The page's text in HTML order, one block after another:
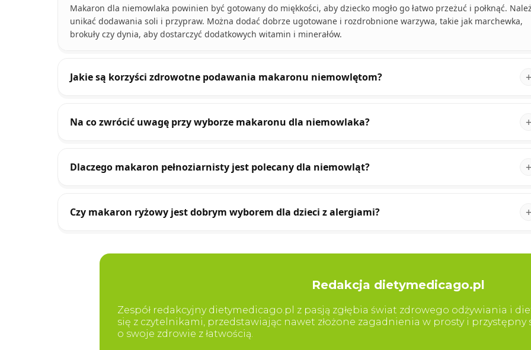
Makaron dla niemowlaka powinien być gotowany do miękkości, aby dziecko mogło go łatwo przeżuć i połknąć.
unikać dodawania soli i przypraw. Można dodać dobrze ugotowane i rozdrobnione warzywa, takie jak marchewka,
brokuły czy dynia, aby dostarczyć dodatkowych witamin i minerałów.
Jakie są korzyści zdrowotne podawania makaronu niemowlętom?
Na co zwrócić uwagę przy wyborze makaronu dla niemowlaka?
Dlaczego makaron pełnoziarnisty jest polecany dla niemowląt?
Czy makaron ryżowy jest dobrym wyborem dla dzieci z alergiami?
Redakcja dietymedicago.pl
Zespół redakcyjny dietymedicago.pl z pasją zgłębia świat zdrowego odżywiania i
się z czytelnikami, przedstawiając nawet złożone zagadnienia w prosty i przystępny
o swoje zdrowie z łatwością.